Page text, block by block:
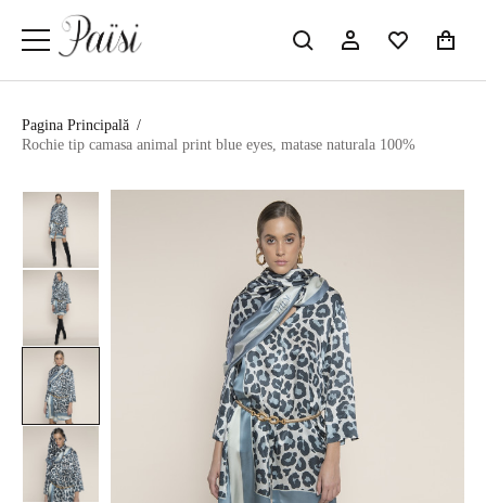
Pagina Principală /
Rochie tip camasa animal print blue eyes, matase naturala 100%